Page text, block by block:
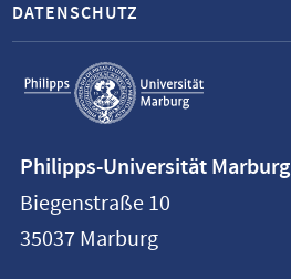
Service-
Navigation
DATENSCHUTZ
Philipps-
Universität
Marburg
Philipps-Universität Marburg
Biegenstraße 10
35037 Marburg